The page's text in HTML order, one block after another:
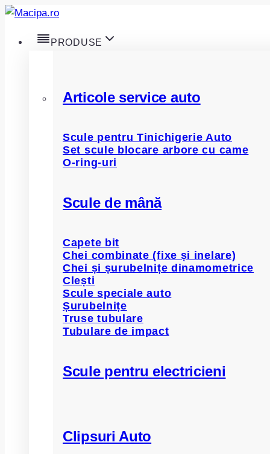
Skip
content
PRODUSE
Articole service auto
Scule pentru Tinichigerie Auto
Set scule blocare arbore cu came
O-ring-uri
Scule de mână
Capete bit
Chei combinate (fixe și inelare)
Chei și șurubelnițe dinamometrice
Clești
Scule speciale auto
Șurubelnițe
Truse tubulare
Tubulare de impact
Scule pentru electricieni
Clipsuri Auto